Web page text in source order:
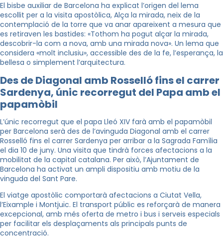
El bisbe auxiliar de Barcelona ha explicat l’origen del lema
escollit per a la visita apostòlica, Alça la mirada, neix de la
contemplació de la torre que va anar apareixent a mesura que
es retiraven les bastides: «Tothom ha pogut alçar la mirada,
descobrir-la com a nova, amb una mirada nova». Un lema que
considera «molt inclusiu», accessible des de la fe, l’esperança, la
bellesa o simplement l’arquitectura.
Des de Diagonal amb Rosselló fins el carrer
Sardenya, únic recorregut del Papa amb el
papamòbil
L’únic recorregut que el papa Lleó XIV farà amb el papamòbil
per Barcelona serà des de l’avinguda Diagonal amb el carrer
Rosselló fins el carrer Sardenya per arribar a la Sagrada Família
el dia 10 de juny. Una visita que tindrà forces afectacions a la
mobilitat de la capital catalana. Per això, l’Ajuntament de
Barcelona ha activat un ampli dispositiu amb motiu de la
vinguda del Sant Pare.
El viatge apostòlic comportarà afectacions a Ciutat Vella,
l’Eixample i Montjuïc. El transport públic es reforçarà de manera
excepcional, amb més oferta de metro i bus i serveis especials
per facilitar els desplaçaments als principals punts de
concentració.